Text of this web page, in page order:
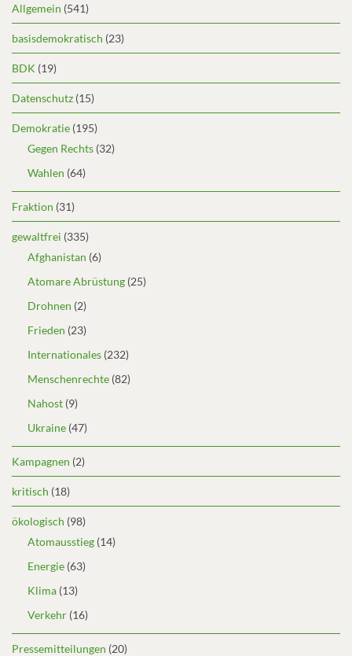
Allgemein (541)
basisdemokratisch (23)
BDK (19)
Datenschutz (15)
Demokratie (195)
Gegen Rechts (32)
Wahlen (64)
Fraktion (31)
gewaltfrei (335)
Afghanistan (6)
Atomare Abrüstung (25)
Drohnen (2)
Frieden (23)
Internationales (232)
Menschenrechte (82)
Nahost (9)
Ukraine (47)
Kampagnen (2)
kritisch (18)
ökologisch (98)
Atomausstieg (14)
Energie (63)
Klima (13)
Verkehr (16)
Pressemitteilungen (20)